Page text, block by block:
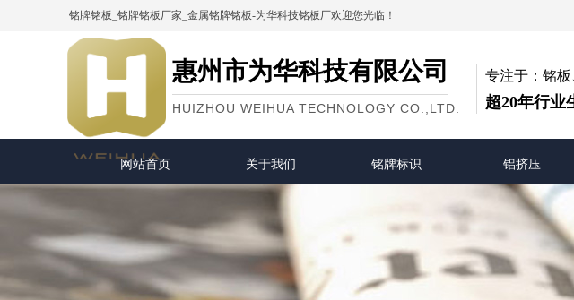
铭牌铭板_铭牌铭板厂家_金属铭牌铭板-为华科技铭板厂欢迎您光临！
惠州市为华科技有限公司 专注于：铭
HUIZHOU WEIHUA TECHNOLOGY CO.,LTD. 超20年行业
网站首页 关于我们 铭牌标识 铝挤压